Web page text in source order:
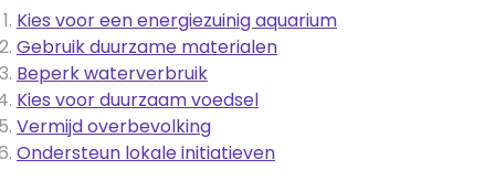
Kies voor een energiezuinig aquarium
Gebruik duurzame materialen
Beperk waterverbruik
Kies voor duurzaam voedsel
Vermijd overbevolking
Ondersteun lokale initiatieven